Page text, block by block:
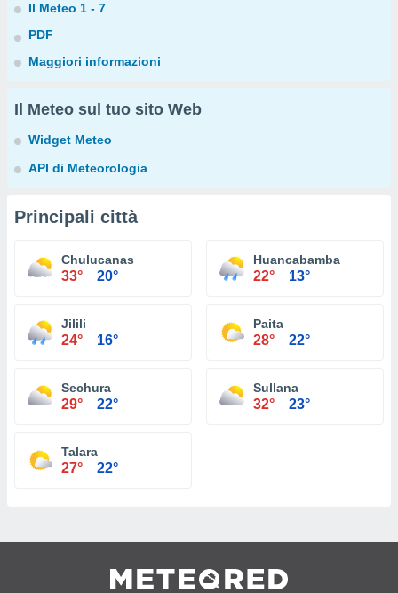
Il Meteo 1 - 7
PDF
Maggiori informazioni
Il Meteo sul tuo sito Web
Widget Meteo
API di Meteorologia
Principali città
Chulucanas
33° 20°
Huancabamba
22° 13°
Jilili
24° 16°
Paita
28° 22°
Sechura
29° 22°
Sullana
32° 23°
Talara
27° 22°